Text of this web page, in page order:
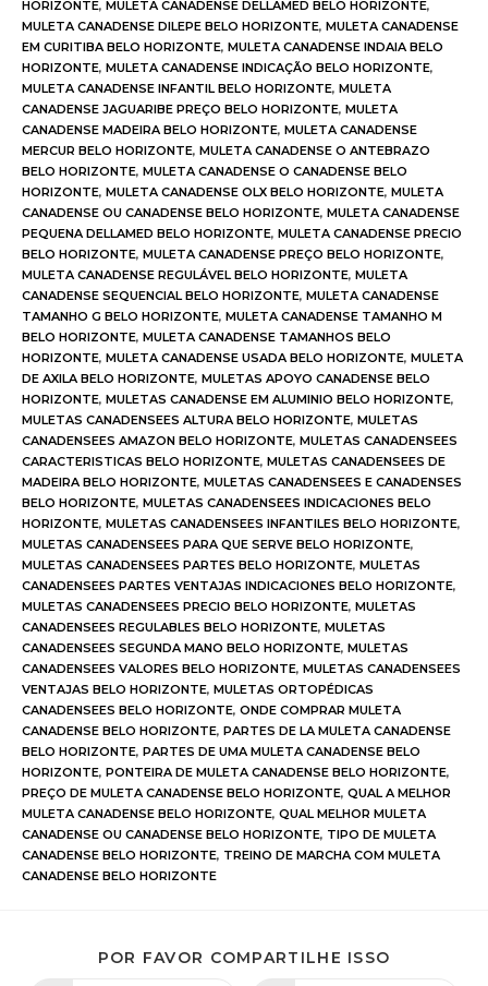
HORIZONTE, MULETA CANADENSE DELLAMED BELO HORIZONTE,
MULETA CANADENSE DILEPE BELO HORIZONTE, MULETA CANADENSE
EM CURITIBA BELO HORIZONTE, MULETA CANADENSE INDAIA BELO
HORIZONTE, MULETA CANADENSE INDICAÇÃO BELO HORIZONTE,
MULETA CANADENSE INFANTIL BELO HORIZONTE, MULETA
CANADENSE JAGUARIBE PREÇO BELO HORIZONTE, MULETA
CANADENSE MADEIRA BELO HORIZONTE, MULETA CANADENSE
MERCUR BELO HORIZONTE, MULETA CANADENSE O ANTEBRAZO
BELO HORIZONTE, MULETA CANADENSE O CANADENSE BELO
HORIZONTE, MULETA CANADENSE OLX BELO HORIZONTE, MULETA
CANADENSE OU CANADENSE BELO HORIZONTE, MULETA CANADENSE
PEQUENA DELLAMED BELO HORIZONTE, MULETA CANADENSE PRECIO
BELO HORIZONTE, MULETA CANADENSE PREÇO BELO HORIZONTE,
MULETA CANADENSE REGULÁVEL BELO HORIZONTE, MULETA
CANADENSE SEQUENCIAL BELO HORIZONTE, MULETA CANADENSE
TAMANHO G BELO HORIZONTE, MULETA CANADENSE TAMANHO M
BELO HORIZONTE, MULETA CANADENSE TAMANHOS BELO
HORIZONTE, MULETA CANADENSE USADA BELO HORIZONTE, MULETA
DE AXILA BELO HORIZONTE, MULETAS APOYO CANADENSE BELO
HORIZONTE, MULETAS CANADENSE EM ALUMINIO BELO HORIZONTE,
MULETAS CANADENSEES ALTURA BELO HORIZONTE, MULETAS
CANADENSEES AMAZON BELO HORIZONTE, MULETAS CANADENSEES
CARACTERISTICAS BELO HORIZONTE, MULETAS CANADENSEES DE
MADEIRA BELO HORIZONTE, MULETAS CANADENSEES E CANADENSES
BELO HORIZONTE, MULETAS CANADENSEES INDICACIONES BELO
HORIZONTE, MULETAS CANADENSEES INFANTILES BELO HORIZONTE,
MULETAS CANADENSEES PARA QUE SERVE BELO HORIZONTE,
MULETAS CANADENSEES PARTES BELO HORIZONTE, MULETAS
CANADENSEES PARTES VENTAJAS INDICACIONES BELO HORIZONTE,
MULETAS CANADENSEES PRECIO BELO HORIZONTE, MULETAS
CANADENSEES REGULABLES BELO HORIZONTE, MULETAS
CANADENSEES SEGUNDA MANO BELO HORIZONTE, MULETAS
CANADENSEES VALORES BELO HORIZONTE, MULETAS CANADENSEES
VENTAJAS BELO HORIZONTE, MULETAS ORTOPÉDICAS
CANADENSEES BELO HORIZONTE, ONDE COMPRAR MULETA
CANADENSE BELO HORIZONTE, PARTES DE LA MULETA CANADENSE
BELO HORIZONTE, PARTES DE UMA MULETA CANADENSE BELO
HORIZONTE, PONTEIRA DE MULETA CANADENSE BELO HORIZONTE,
PREÇO DE MULETA CANADENSE BELO HORIZONTE, QUAL A MELHOR
MULETA CANADENSE BELO HORIZONTE, QUAL MELHOR MULETA
CANADENSE OU CANADENSE BELO HORIZONTE, TIPO DE MULETA
CANADENSE BELO HORIZONTE, TREINO DE MARCHA COM MULETA
CANADENSE BELO HORIZONTE
POR FAVOR COMPARTILHE ISSO